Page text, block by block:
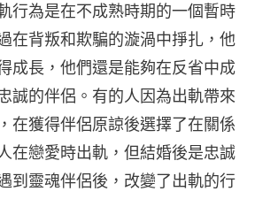
行為是在不成熟時期的一個暫時
在背叛和欺騙的漩渦中掙扎，他
成長，他們還是能夠在反省中成
誠的伴侶。有的人因為出軌帶來
在獲得伴侶原諒後選擇了在關係
在戀愛時出軌，但結婚後是忠誠
到靈魂伴侶後，改變了出軌的行